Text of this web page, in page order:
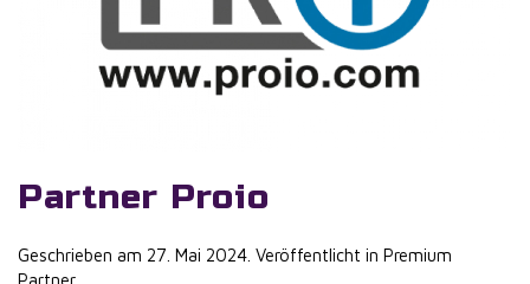
Partner Proio
Geschrieben am 27. Mai 2024. Veröffentlicht in Premium